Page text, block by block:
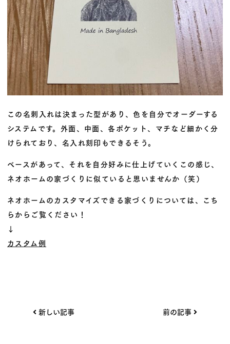
この名刺入れは決まった型があり、色を自分でオーダーする
システムです。外面、中面、各ポケット、マチなど細かく分
けられており、名入れ刻印もできるそう。
ベースがあって、それを自分好みに仕上げていくこの感じ、
ネオホームの家づくりに似ていると思いませんか（笑）
ネオホームのカスタマイズできる家づくりについては、こち
らからご覧ください！
↓
カスタム例
投 前の記事
新しい記事